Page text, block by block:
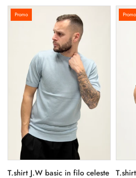
Promo
T.shirt J.W basic in filo celeste
Promo